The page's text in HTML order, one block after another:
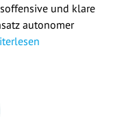
und klare
autonomer